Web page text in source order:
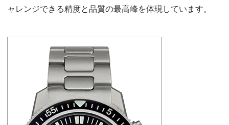
ャレンジできる精度と品質の最高峰を体現しています。